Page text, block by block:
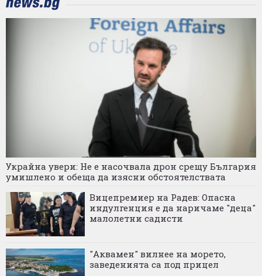
Украйна увери: Не е насочвала дрон срещу България
умишлено и обеща да изясни обстоятелствата
Вицепремиер на Радев: Опасна
индулгенция е да наричаме "деца"
малолетни садисти
"Аквамен" вилнее на морето,
заведенията са под прицел